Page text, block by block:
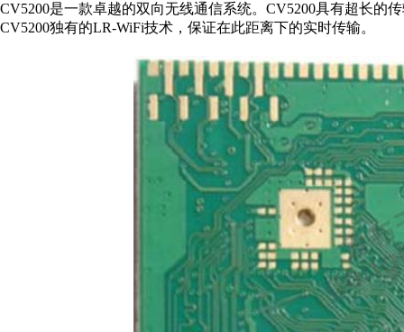
CV5200是一款卓越的双向无线通信系统。CV5200具有超长的
CV5200独有的LR-WiFi技术，保证在此距离下的实时传输。